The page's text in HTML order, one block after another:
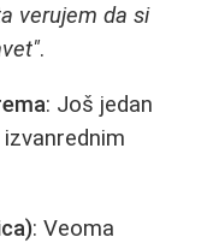
verujem da si
.
: Još jedan
: Veoma